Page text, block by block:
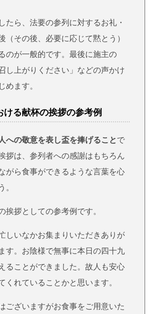
たら、法要の参列に対するお礼・
（その後、必要に応じて黙とう）
のが一般的です。最後に施主の
し上がりください」などの声かけ
めます。
ける献杯の挨拶の参考例
への敬意を表し盃を捧げることで
拶は、参列者への感謝はもちろん
がら食事ができるような言葉を心
。
挨拶としての参考例です。
しいなかお集まりいただきありが
す。お陰様で無事に本日の四十九
ることができました。故人も安心
くれていることかと思います。
ございますがお食事をご用意いた